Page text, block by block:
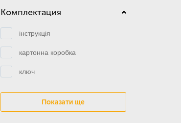
Комплектация
інструкція
картонна коробка
ключ
Показати ще